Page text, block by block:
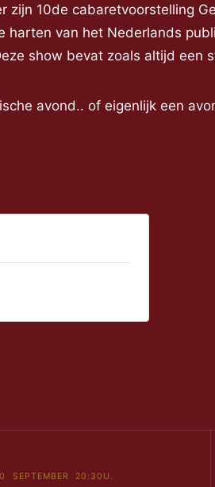
zijn 10de cabaretvoorstelling
harten van het Nederlands
show bevat zoals altijd
avond.. of eigenlijk een
SEPTEMBER 20:30U.